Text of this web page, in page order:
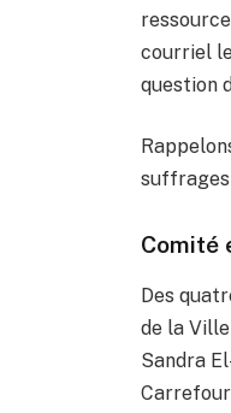
courriel
question
suffrages
Comité
Des
de la
Sandra